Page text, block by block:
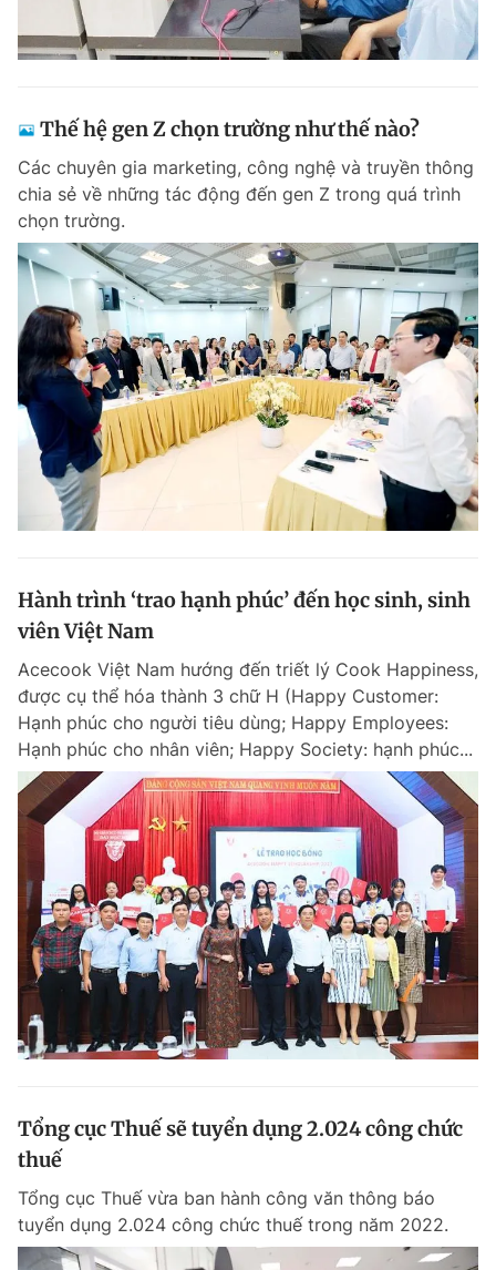
Thế hệ gen Z chọn trường như thế nào?
Các chuyên gia marketing, công nghệ và truyền thông
chia sẻ về những tác động đến gen Z trong quá trình
chọn trường.
Hành trình ‘trao hạnh phúc’ đến học sinh, sinh
viên Việt Nam
Acecook Việt Nam hướng đến triết lý Cook Happiness,
được cụ thể hóa thành 3 chữ H (Happy Customer:
Hạnh phúc cho người tiêu dùng; Happy Employees:
Hạnh phúc cho nhân viên; Happy Society: hạnh phúc...
Tổng cục Thuế sẽ tuyển dụng 2.024 công chức
thuế
Tổng cục Thuế vừa ban hành công văn thông báo
tuyển dụng 2.024 công chức thuế trong năm 2022.